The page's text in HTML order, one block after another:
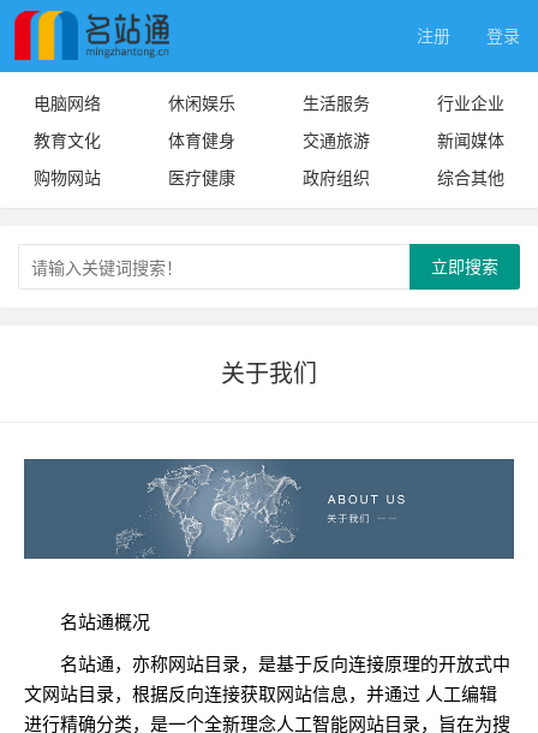
注册 登录
电脑网络 休闲娱乐 生活服务
行业企业
教育文化
体育健身 交通旅游
新闻媒体
购物网站
医疗健康 政府组织 综合其他
立即搜索
关于我们
名站通概况
名站通，亦称网站目录，是基于反向连接原理的开放式中
文网站目录，根据反向连接获取网站信息，并通过 人工编辑
进行精确分类，是一个全新理念人工智能网站目录，旨在为搜